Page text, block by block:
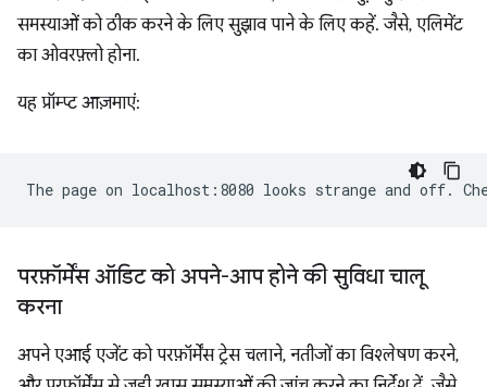
समस्याओं को ठीक करने के लिए सुझाव पाने के लिए कहें. जैसे, एलिमेंट
का ओवरफ़्लो होना.
यह प्रॉम्प्ट आज़माएं:
परफ़ॉर्मेंस ऑडिट को अपने-आप होने की सुविधा चालू
करना
अपने एआई एजेंट को परफ़ॉर्मेंस ट्रेस चलाने, नतीजों का विश्लेषण करने,